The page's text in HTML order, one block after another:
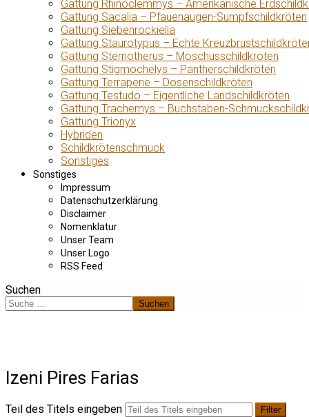
Gattung Rhinoclemmys – Amerikanische
Gattung Sacalia – Pfauenaugen-Sumpfschildkröten
Gattung Siebenrockiella
Gattung Staurotypus – Echte
Gattung Sternotherus – Moschusschildkröten
Gattung Stigmochelys – Pantherschildkröten
Gattung Terrapene – Dosenschildkröten
Gattung Testudo – Eigentliche Landschildkröten
Gattung Trachemys – Buchstaben-
Gattung Trionyx
Hybriden
Schildkrötenschmuck
Sonstiges
Sonstiges
Impressum
Datenschutzerklärung
Disclaimer
Nomenklatur
Unser Team
Unser Logo
RSS Feed
Suchen
Suchen
Izeni Pires Farias
Teil des Titels eingeben
Filter